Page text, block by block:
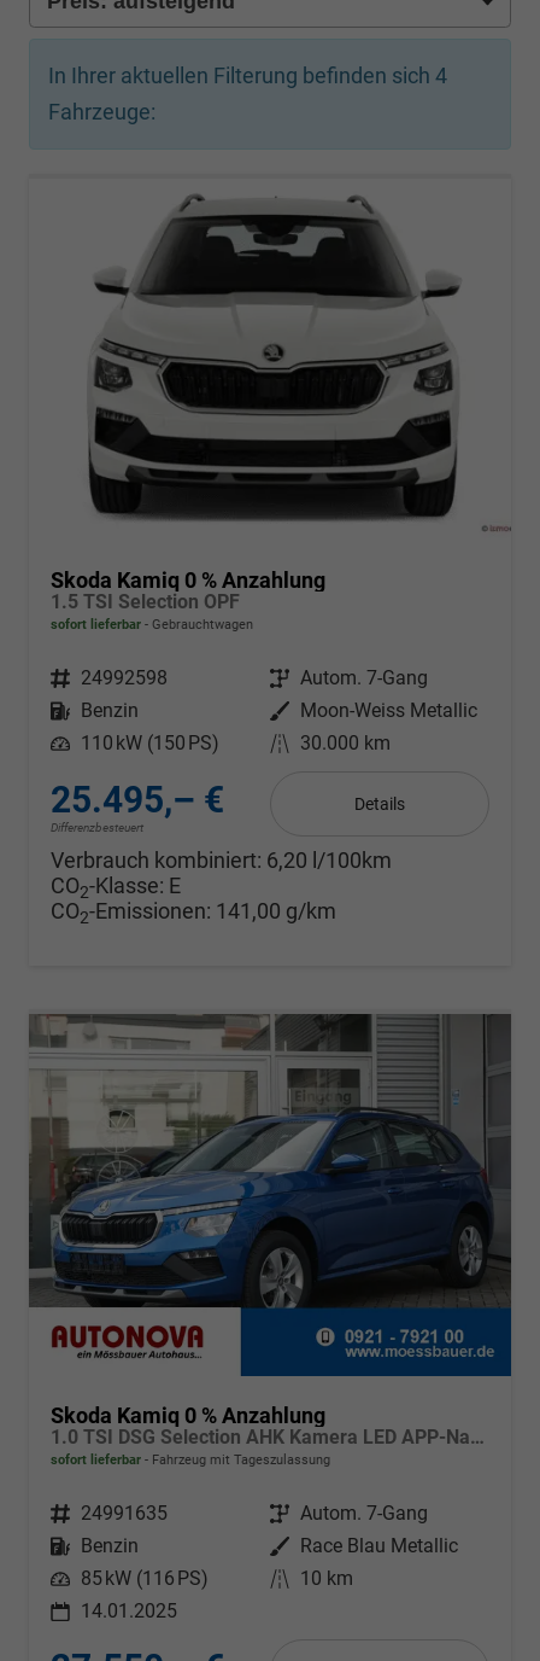
In Ihrer aktuellen Filterung befinden sich 4
Fahrzeuge:
Skoda Kamiq 0 % Anzahlung
1.5 TSI Selection OPF
sofort lieferbar Gebrauchtwagen
Fahrzeugnr. 24992598 Getriebe Autom. 7-Gang
Kraftstoff
Benzin Außenfarbe
Moon-Weiss Metallic
Leistung 110 kW (150 PS) Kilometerstand 30.000 km
25.495,– €
Differenzbesteuert
Details
Verbrauch kombiniert: 6,20 l/100km
CO2-Klasse: E
CO2-Emissionen: 141,00 g/km
Skoda Kamiq 0 % Anzahlung
1.0 TSI DSG Selection AHK Kamera LED APP-Navi Sitzheizung
sofort lieferbar Fahrzeug mit Tageszulassung
Fahrzeugnr. 24991635 Getriebe Autom. 7-Gang
Kraftstoff
Benzin Außenfarbe
Race Blau Metallic
Leistung 85 kW (116 PS) Kilometerstand 10 km
14.01.2025